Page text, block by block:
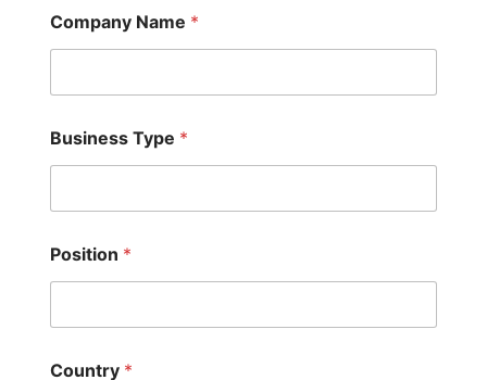
Company Name *
Business Type *
Position *
Country *